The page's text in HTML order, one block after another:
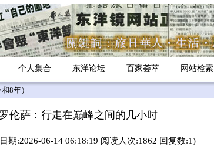
个人集合 东洋论坛 百家荟萃 网站检索
8年）
伦萨：行走在巅峰之间的几小时
期:2026-06-14 06:18:19 阅读人次:1862 回复数:1)